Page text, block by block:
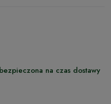
na czas dostawy